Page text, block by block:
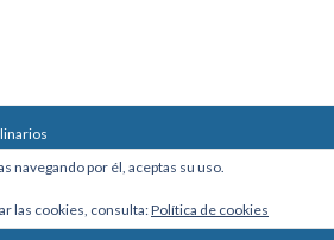
Arcadia, Mezzanine, Of. 101 - La Paz, Bolivia
navegando por él, aceptas su uso.
las cookies, consulta:Política de cookies